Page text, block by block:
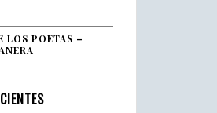
LOS POETAS –